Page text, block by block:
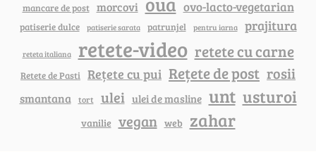
mancare de post morcovi ovo-lacto-vegetarian
patiserie dulce patiserie sarata patrunjel pentru iarna prajitura
reteta italiana retete-video retete cu carne
Retete de Pasti Rețete cu pui Rețete de post rosii
smantana tort ulei ulei de masline unt usturoi
vanilie vegan web zahar